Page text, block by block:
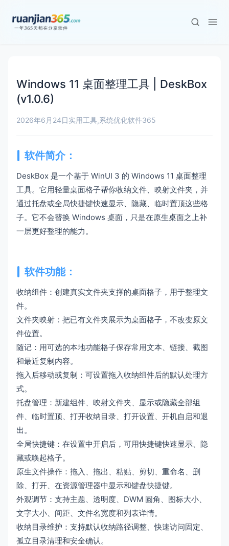
Windows 11 桌面整理工具 | DeskBox
(v1.0.6)
2026年6月24日实用工具,系统优化软件365
软件简介：
DeskBox 是一个基于 WinUI 3 的 Windows 11 桌面整理
工具。它用轻量桌面格子帮你收纳文件、映射文件夹，并
通过托盘或全局快捷键快速显示、隐藏、临时置顶这些格
子。它不会替换 Windows 桌面，只是在原生桌面之上补
一层更好整理的能力。
软件功能：
收纳组件：创建真实文件夹支撑的桌面格子，用于整理文
件。
文件夹映射：把已有文件夹展示为桌面格子，不改变原文
件位置。
随记：用可选的本地功能格子保存常用文本、链接、截图
和最近复制内容。
拖入后移动或复制：可设置拖入收纳组件后的默认处理方
式。
托盘管理：新建组件、映射文件夹、显示或隐藏全部组
件、临时置顶、打开收纳目录、打开设置、开机自启和退
出。
全局快捷键：在设置中开启后，可用快捷键快速显示、隐
藏或唤起格子。
原生文件操作：拖入、拖出、粘贴、剪切、重命名、删
除、打开、在资源管理器中显示和键盘快捷键。
外观调节：支持主题、透明度、DWM 圆角、图标大小、
文字大小、间距、文件名宽度和列表详情。
收纳目录维护：支持默认收纳路径调整、快速访问固定、
孤立目录清理和安全确认。